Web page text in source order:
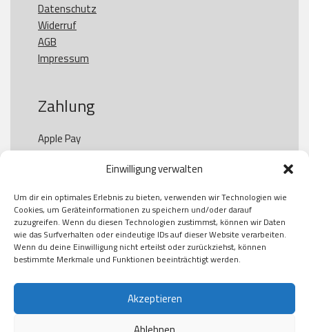
Einwilligung verwalten
Um dir ein optimales Erlebnis zu bieten, verwenden wir Technologien wie
Cookies, um Geräteinformationen zu speichern und/oder darauf
zuzugreifen. Wenn du diesen Technologien zustimmst, können wir Daten
wie das Surfverhalten oder eindeutige IDs auf dieser Website verarbeiten.
Wenn du deine Einwilligung nicht erteilst oder zurückziehst, können
bestimmte Merkmale und Funktionen beeinträchtigt werden.
Akzeptieren
Datenschutz
Widerruf
AGB
Impressum
Zahlung
Apple Pay
Paypal
Kauf auf Rechung
Klarna
American Express